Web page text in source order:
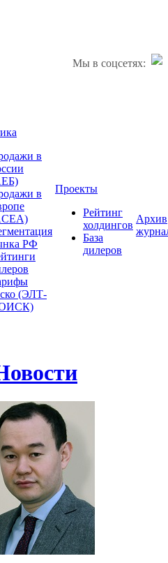
Мы в соцсетях:
в
в
РФ
(ЭЛТ-
Проекты
Рейтинг
холдингов
База
дилеров
Архив